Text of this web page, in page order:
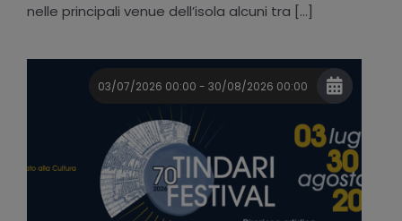
nelle principali venue dell’isola alcuni tra [...]
03/07/2026 00:00 - 30/08/2026 00:00